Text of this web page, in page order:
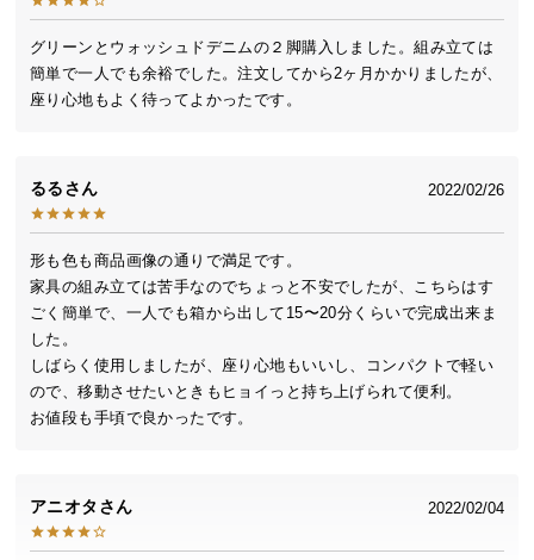
送
料
に
つ
大
型
商
品
の
配
送
に
つ
中
グリーンとウォッシュドデニムの２脚購入しました。組み立ては
簡単で一人でも余裕でした。注文してから2ヶ月かかりましたが、
座り心地もよく待ってよかったです。
るる 2022/02/26
形も色も商品画像の通りで満足です。
家具の組み立ては苦手なのでちょっと不安でしたが、こちらはす
ごく簡単で、一人でも箱から出して15〜20分くらいで完成出来ま
した。
しばらく使用しましたが、座り心地もいいし、コンパクトで軽い
ので、移動させたいときもヒョイっと持ち上げられて便利。
お値段も手頃で良かったです。
アニオタ 2022/02/04